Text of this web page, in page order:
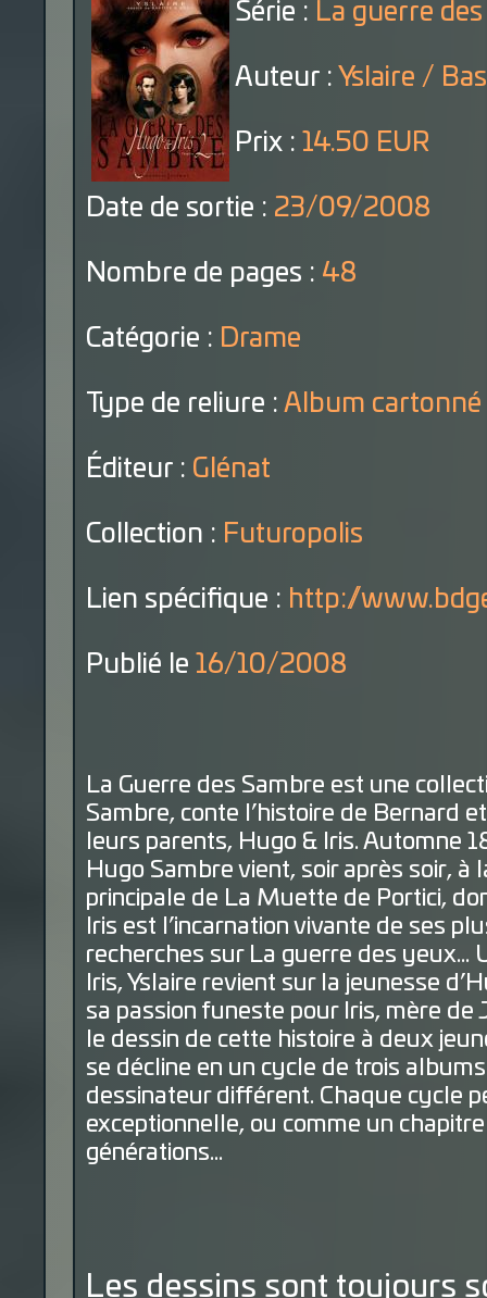
Série : La guerre
Auteur : Yslaire /
Prix : 14.50 EUR
Date de sortie : 23/09/2008
Nombre de pages : 48
Catégorie : Drame
Type de reliure : Album cartonné
Éditeur : Glénat
Collection : Futuropolis
Lien spécifique : http://
Publié le 16/10/2008
La Guerre des Sambre est une
Sambre, conte l’histoire de Bernard
leurs parents, Hugo & Iris. Automne
Hugo Sambre vient, soir après soir, à
principale de La Muette de Portici,
Iris est l’incarnation vivante de ses
recherches sur La guerre des yeux…
Iris, Yslaire revient sur la jeunesse
sa passion funeste pour Iris, mère
le dessin de cette histoire à deux
se décline en un cycle de trois
dessinateur différent. Chaque cycle
exceptionnelle, ou comme un
générations…
Les dessins sont toujours